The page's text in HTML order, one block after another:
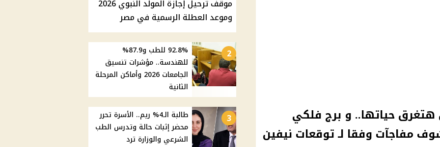
حياتها.. و برج فلكي
مفاجآت وفقا لـ توقعات نيفين
موقف ترحيل إجازة المولد النبوي 2026
وموعد العطلة الرسمية في مصر
2
92.8% للطب و87.9%
للهندسة.. مؤشرات تنسيق
الجامعات 2026 وأماكن المرحلة
الثانية
3
طالبة الـ4% ريم.. الأسرة تحرر
محضر إثبات حالة وتدرس الطب
الشرعي والوزارة ترد